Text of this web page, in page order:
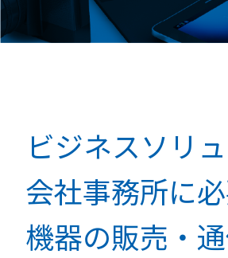
ビジネスソリ
会社事務所に
機器の販売・